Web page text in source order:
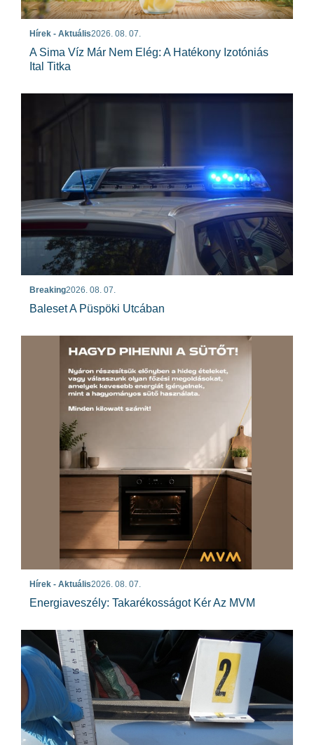
Hírek - Aktuális2026. 08. 07.
A Sima Víz Már Nem Elég: A Hatékony Izotóniás
Ital Titka
Breaking2026. 08. 07.
Baleset A Püspöki Utcában
Hírek - Aktuális2026. 08. 07.
Energiaveszély: Takarékosságot Kér Az MVM